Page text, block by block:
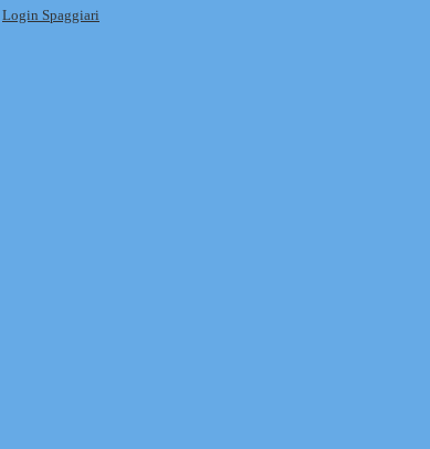
Login Spaggiari